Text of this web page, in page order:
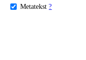
Metatekst ?